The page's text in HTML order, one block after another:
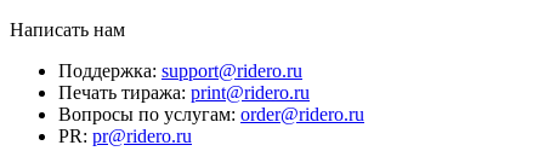
Написать нам
Поддержка: support@ridero.ru
Печать тиража: print@ridero.ru
Вопросы по услугам: order@ridero.ru
PR: pr@ridero.ru